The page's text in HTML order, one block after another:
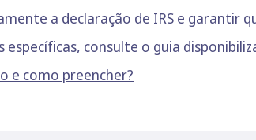
a declaração de IRS e garantir
específicas, consulte o guia
e como preencher?